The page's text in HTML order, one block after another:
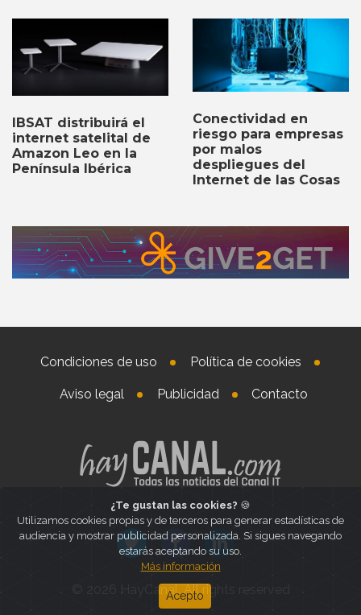
IBSAT distribuirá el
internet satelital de
Amazon Leo en la
Península Ibérica
Conectividad en
riesgo para empresas
por malos
despliegues del
Internet de las Cosas
Condiciones de uso Política de cookies
Aviso legal Publicidad Contacto
© 2026 HayCanal. All rights reserved
¿Te gustan las cookies? 🍪
Utilizamos cookies propias y de terceros para generar estadísticas de
audiencia y mostrar publicidad personalizada. Si sigues navegando
estarás aceptando su uso.
Más información
Acepto